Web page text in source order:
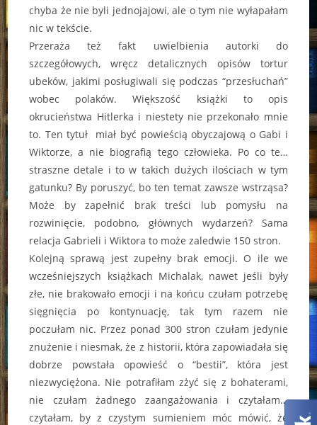
chyba że nie byli jednojajowi, ale o tym nie wyłapałam
nic w tekście.
Przeraża też fakt uwielbienia autorki do
szczegółowych, wręcz detalicznych opisów tortur
ubeków, jakimi posługiwali się podczas “przesłuchań”
wobec polaków. Większość książki to opis
okrucieństwa Hitlerka i niestety nie przekonało mnie
to. Ten tytuł miał być powieścią obyczajową o Gabi i
Wiktorze, a nie biografią tego człowieka. Po co te…
straszne detale i to w takich dużych ilościach w tym
gatunku? By poruszyć, bo ten temat zawsze wstrząsa?
Może by zapełnić brak treści lub pomysłu na
rozwinięcie, podobno, głównych wydarzeń? Sama
relacja Gabrieli i Wiktora to może zaledwie 150 stron.
Kolejną sprawą jest zupełny brak emocji. O ile we
wcześniejszych książkach Michalak, nawet jeśli były
złe, nie brakowało emocji i na końcu czułam potrzebę
sięgnięcia po kontynuację, tak tym razem nie
poczułam nic. Przez ponad 300 stron czułam jedynie
znużenie i niesmak, że z historii, która zapowiadała się
dobrze powstała opowieść o “bestii”, która jest
niezwyciężona. Nie potrafiłam zżyć się z bohaterami,
nie czułam żadnego zaangażowania i czytałam…
czytałam, by z czystym sumieniem móc mówić, że